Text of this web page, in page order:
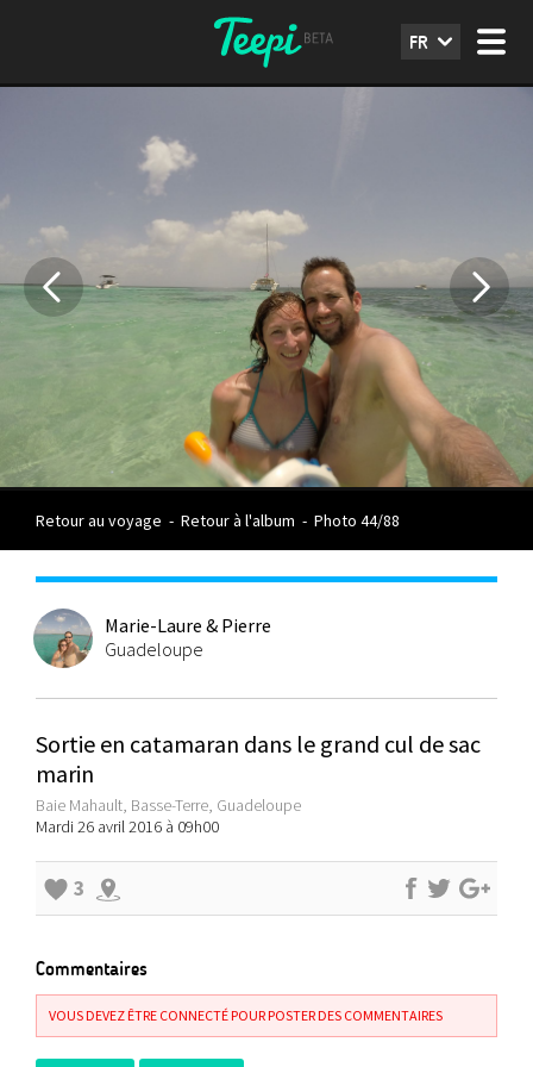
FR
Retour au voyage - Retour à l'album - Photo 44/88
Marie-Laure & Pierre
Guadeloupe
Sortie en catamaran dans le grand cul de sac
marin
Baie Mahault, Basse-Terre, Guadeloupe
Mardi 26 avril 2016 à 09h00
3
Commentaires
VOUS DEVEZ ÊTRE CONNECTÉ POUR POSTER DES COMMENTAIRES